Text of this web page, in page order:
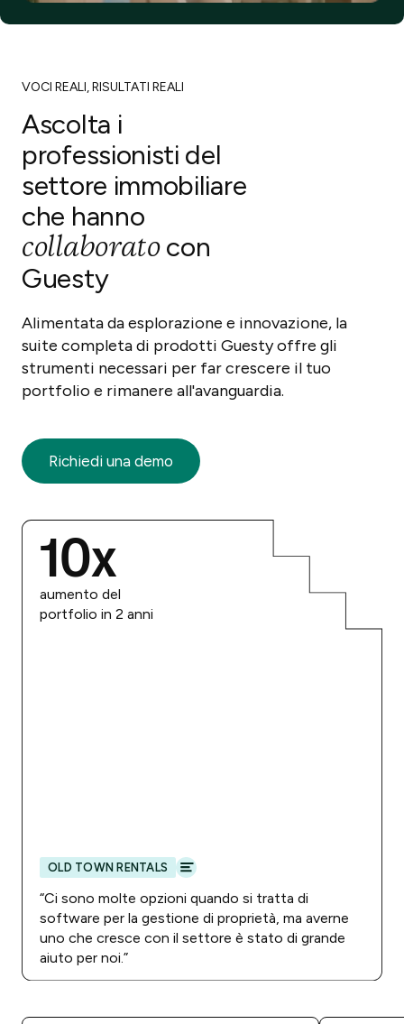
VOCI REALI, RISULTATI REALI
Ascolta i
professionisti del
settore immobiliare
che hanno
collaboratocon
Guesty
Alimentata da esplorazione e innovazione, la
suite completa di prodotti Guesty offre gli
strumenti necessari per far crescere il tuo
portfolio e rimanere all'avanguardia.
Richiedi una demo
10x
aumento del
portfolio in 2 anni
OLD TOWN RENTALS
“Ci sono molte opzioni quando si tratta di
software per la gestione di proprietà, ma averne
uno che cresce con il settore è stato di grande
aiuto per noi.”